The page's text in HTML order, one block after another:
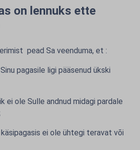
on lennuks ette
pead Sa veenduma, et :
pagasile ligi pääsenud ükski
ei ole Sulle andnud midagi pardale
ei ole ühtegi teravat või